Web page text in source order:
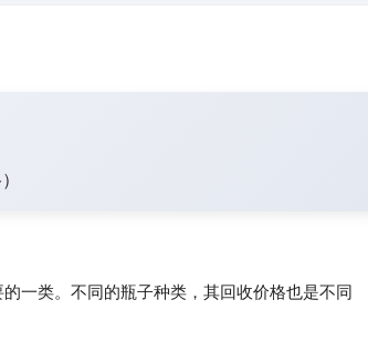
一类。不同的瓶子种类，其回收价格也是不同